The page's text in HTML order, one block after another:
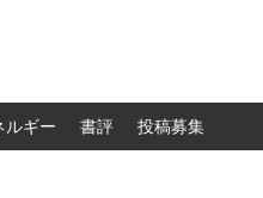
ルギー 書評 投稿募集